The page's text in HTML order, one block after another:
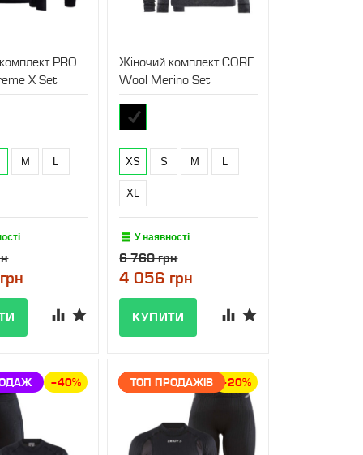
PRO
X Set
M
Жіночий комплект CORE
Wool Merino Set
XS S M
XL
У наявності
6 760 грн
4 056 грн
–40% ЗНИЖКА –20%
ТОП ПРОДАЖІВ